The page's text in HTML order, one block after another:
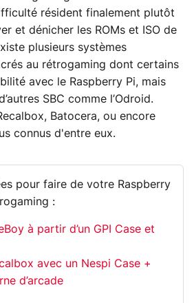
résident finalement plutôt
et dénicher les ROMs et ISO de
plusieurs systèmes
au rétrogaming dont certains
avec le Raspberry Pi, mais
SBC comme l’Odroid.
Batocera, ou encore
connus d'entre eux.
pour faire de votre Raspberry
:
à partir d’un GPI Case et
avec un Nespi Case +
d’arcade